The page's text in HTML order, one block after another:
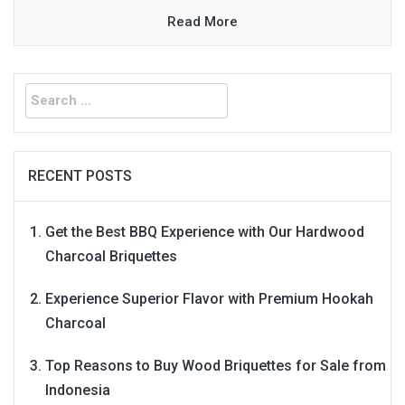
Read More
Search
for:
RECENT POSTS
Get the Best BBQ Experience with Our Hardwood
Charcoal Briquettes
Experience Superior Flavor with Premium Hookah
Charcoal
Top Reasons to Buy Wood Briquettes for Sale from
Indonesia